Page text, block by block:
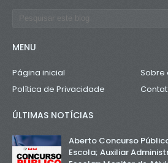
MENU
Página inicial
Sobre
Política de Privacidade
ÚLTIMAS NOTÍCIAS
Aberto Concurso
Escola; Auxiliar